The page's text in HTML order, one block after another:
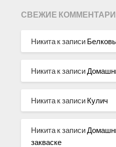
СВЕЖИЕ
Никита к записи
Никита к записи
Никита к записи Кулич
Никита к записи
закваске